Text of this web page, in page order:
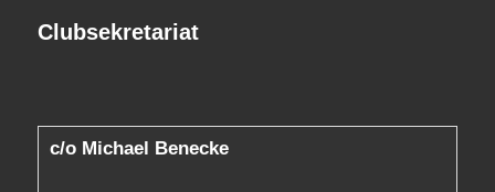
Clubsekretariat
c/o Michael Benecke